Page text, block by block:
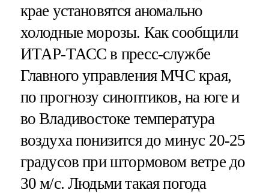
крае установятся аномально
холодные морозы. Как сообщили
ИТАР-ТАСС в пресс-службе
Главного управления МЧС края,
по прогнозу синоптиков, на юге и
во Владивостоке температура
воздуха понизится до минус 20-25
градусов при штормовом ветре до
30 м/с. Людьми такая погода